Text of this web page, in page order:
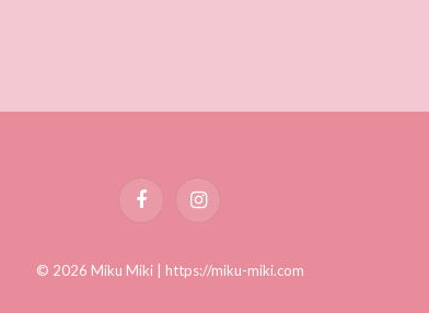
FacebookInstagram
© 2026 Miku Miki | https://miku-miki.com